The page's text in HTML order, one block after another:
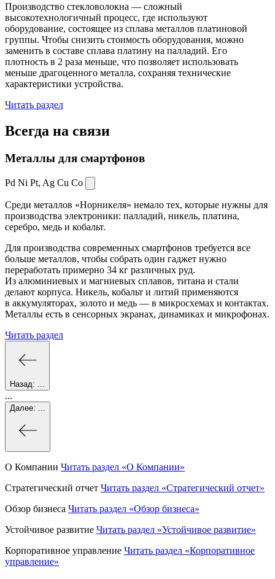
Производство стекловолокна — сложный
высокотехнологичный процесс, где используют
оборудование, состоящее из сплава металлов платиновой
группы. Чтобы снизить стоимость оборудования, можно
заменить в составе сплава платину на палладий. Его
плотность в 2 раза меньше, что позволяет использовать
меньше драгоценного металла, сохраняя технические
характеристики устройства.
Читать раздел
Всегда на связи
Металлы для смартфонов
Pd Ni Pt, Ag Cu Co
Среди металлов «Норникеля» немало тех, которые нужны для
производства электроники: палладий, никель, платина,
серебро, медь и кобальт.
Для производства современных смартфонов требуется все
больше металлов, чтобы собрать один гаджет нужно
переработать примерно 34 кг различных руд.
Из алюминиевых и магниевых сплавов, титана и стали
делают корпуса. Никель, кобальт и литий применяются
в аккумуляторах, золото и медь — в микросхемах и контактах.
Металлы есть в сенсорных экранах, динамиках и микрофонах.
Читать раздел
Назад:
...
Далее:
О Компании Читать раздел «О Компании»
Стратегический отчет Читать раздел «Стратегический отчет»
Обзор бизнеса Читать раздел «Обзор бизнеса»
Устойчивое развитие Читать раздел «Устойчивое развитие»
Корпоративное управление Читать раздел «Корпоративное
управление»